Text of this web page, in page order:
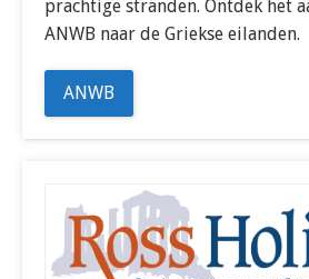
prachtige stranden. Ontdek het
ANWB naar de Griekse eilanden.
ANWB